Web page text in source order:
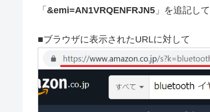
「 &emi=AN1VRQENFRJN5 」を追記して
■ブラウザに表示されたURLに対して